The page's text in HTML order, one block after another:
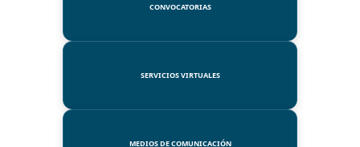
CONVOCATORIAS
SERVICIOS VIRTUALES
MEDIOS DE COMUNICACIÓN